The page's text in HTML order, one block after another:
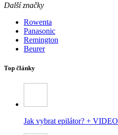
Další značky
Rowenta
Panasonic
Remington
Beurer
Top články
Jak vybrat epilátor? + VIDEO